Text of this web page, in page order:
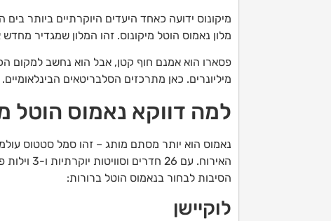
מיקונוס ידועה כאחד היעדים היוקרתיים ביותר
מלון נאמוס הוטל מיקונוס. זהו המלון שמגדיר
פסארו הוא אמנם חוף קטן, אבל הוא נחשב למקום
מיליונרים. כאן מתרכזים הסלבריטאים
למה דווקא נאמוס הוטל
נאמוס הוא יותר מסתם מותג – זהו סמל סטטוס
האירוח.
הסיבות לבחור בנאמוס הוטל ברורות:
לוקיישן